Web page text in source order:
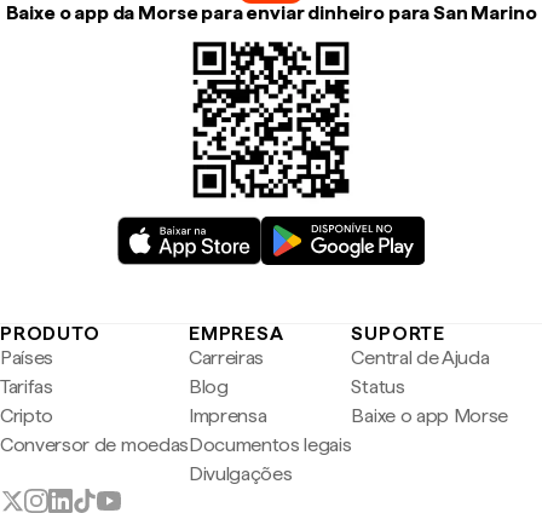
Baixe o app da Morse para enviar dinheiro para San Marino
PRODUTO
Países
Tarifas
Cripto
Conversor de moedas
EMPRESA
Carreiras
Blog
Imprensa
Documentos legais
Divulgações
SUPORTE
Central de Ajuda
Status
Baixe o app Morse